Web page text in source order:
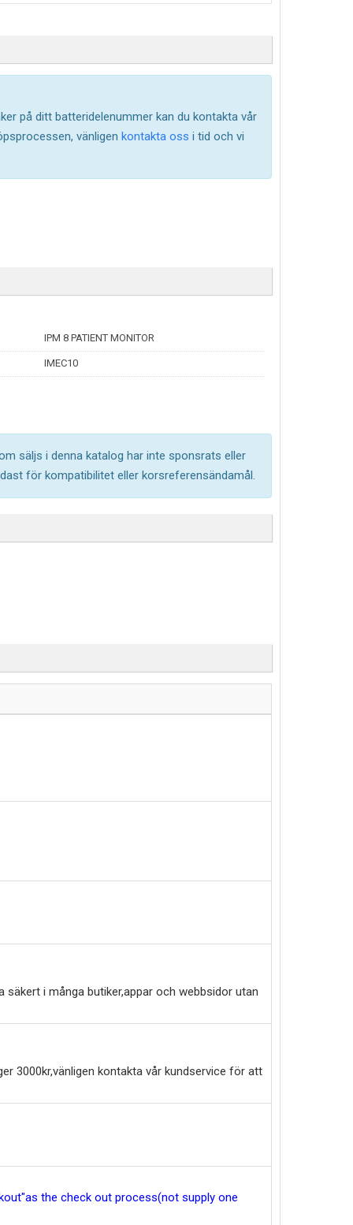
på ditt batteridelenummer kan du kontakta vår
vänligen kontakta oss i tid och vi
IPM 8 PATIENT MONITOR
IMEC10
säljs i denna katalog har inte sponsrats eller
för kompatibilitet eller korsreferensändamål.
säkert i många butiker,appar och webbsidor utan
3000kr,vänligen kontakta vår kundservice för att
the check out process(not supply one